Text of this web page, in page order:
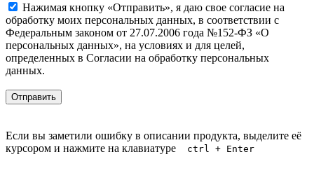
Нажимая кнопку «Отправить», я даю свое согласие на
обработку моих персональных данных, в соответствии с
Федеральным законом от 27.07.2006 года №152-ФЗ «О
персональных данных», на условиях и для целей,
определенных в Согласии на обработку персональных
данных.
Если вы заметили ошибку в описании продукта, выделите её
курсором и нажмите на клавиатуре
ctrl + Enter